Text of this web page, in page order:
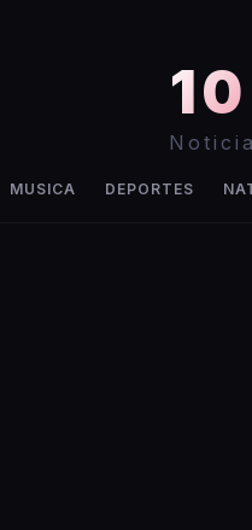
MUSICA DEPORTES